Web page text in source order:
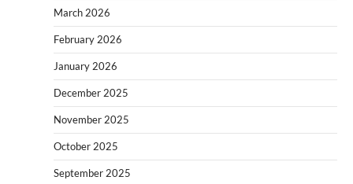
March 2026
February 2026
January 2026
December 2025
November 2025
October 2025
September 2025